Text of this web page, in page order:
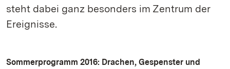
steht dabei ganz besonders im Zentrum der
Ereignisse.
Sommerprogramm 2016: Drachen, Gespenster und